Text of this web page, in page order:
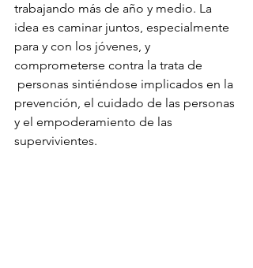
trabajando más de año y medio. La
idea es caminar juntos, especialmente
para y con los jóvenes, y
comprometerse contra la trata de
personas sintiéndose implicados en la
prevención, el cuidado de las personas
y el empoderamiento de las
supervivientes.